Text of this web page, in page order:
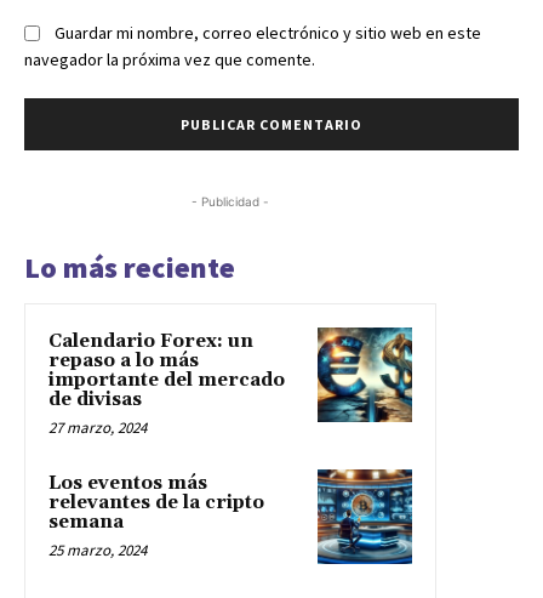
Guardar mi nombre, correo electrónico y sitio web en este
navegador la próxima vez que comente.
- Publicidad -
Lo más reciente
Calendario Forex: un
repaso a lo más
importante del mercado
de divisas
27 marzo, 2024
Los eventos más
relevantes de la cripto
semana
25 marzo, 2024